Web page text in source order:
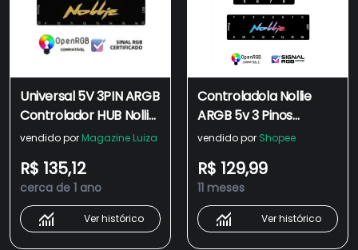
Universal 5V 3PIN ARGB
Controlador HUB Nollie
SignalRGB OpenRGB
Ventiladores De
vendido por Magazine Luiza
R$ 135,12
cerca de 1 ano
Ver histórico
Controladola Nollie
ARGB 5v 3 Pinos
interface ARGB com
OpenRGB
vendido por Shopee
R$ 129,99
11 meses
Ver histórico